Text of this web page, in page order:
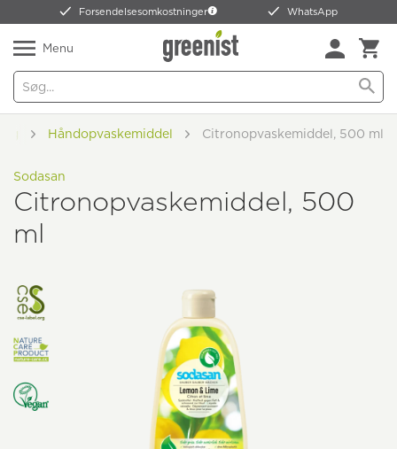
Forsendelsesomkostninger WhatsApp
Menu
Håndopvaskemiddel Citronopvaskemiddel, 500 ml
Sodasan
Citronopvaskemiddel, 500
ml